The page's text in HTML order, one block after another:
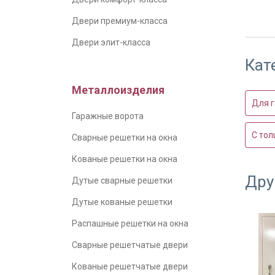
Двери премиум-класса
Двери элит-класса
Металлоизделия
Гаражные ворота
Сварные решетки на окна
Кованые решетки на окна
Дутые сварные решетки
Дутые кованые решетки
Распашные решетки на окна
Сварные решетчатые двери
Кованые решетчатые двери
Для
С